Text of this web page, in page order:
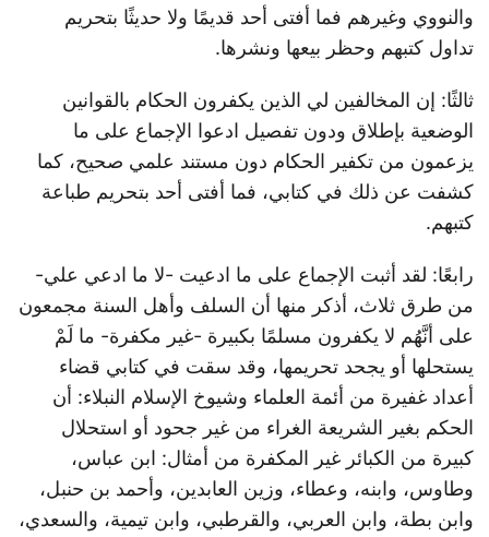
والنووي وغيرهم فما أفتى أحد قديمًا ولا حديثًا بتحريم
تداول كتبهم وحظر بيعها ونشرها.
ثالثًا: إن المخالفين لي الذين يكفرون الحكام بالقوانين
الوضعية بإطلاق ودون تفصيل ادعوا الإجماع على ما
يزعمون من تكفير الحكام دون مستند علمي صحيح، كما
كشفت عن ذلك في كتابي، فما أفتى أحد بتحريم طباعة
كتبهم.
رابعًا: لقد أثبت الإجماع على ما ادعيت -لا ما ادعي علي-
من طرق ثلاث، أذكر منها أن السلف وأهل السنة مجمعون
على أنَّهُم لا يكفرون مسلمًا بكبيرة -غير مكفرة- ما لَمْ
يستحلها أو يجحد تحريمها، وقد سقت في كتابي قضاء
أعداد غفيرة من أئمة العلماء وشيوخ الإسلام النبلاء: أن
الحكم بغير الشريعة الغراء من غير جحود أو استحلال
كبيرة من الكبائر غير المكفرة من أمثال: ابن عباس،
وطاوس، وابنه، وعطاء، وزين العابدين، وأحمد بن حنبل،
وابن بطة، وابن العربي، والقرطبي، وابن تيمية، والسعدي،